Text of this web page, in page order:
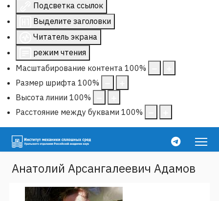
Подсветка ссылок
Выделите заголовки
Читатель экрана
режим чтения
Масштабирование контента 100%
Размер шрифта 100%
Высота линии 100%
Расстояние между буквами 100%
Анатолий Арсангалеевич Адамов